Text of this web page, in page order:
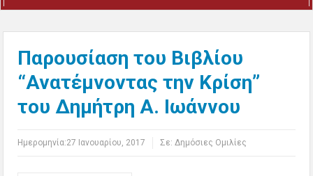
Παρουσίαση του Βιβλίου
“Ανατέμνοντας την Κρίση”
του Δημήτρη Α. Ιωάννου
Ημερομηνία:27 Ιανουαρίου, 2017 Σε:Δημόσιες Ομιλίες